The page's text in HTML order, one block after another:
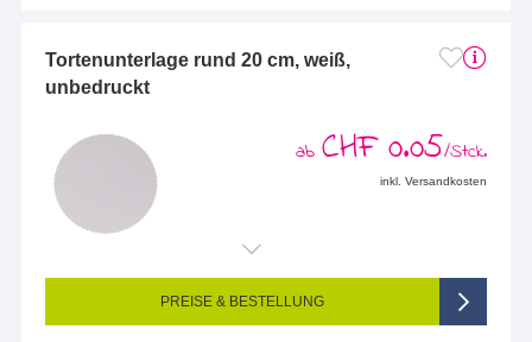
Tortenunterlage rund 20 cm, weiß,
unbedruckt
ab CHF 0.05/Stck.
inkl. Versandkosten
PREISE & BESTELLUNG